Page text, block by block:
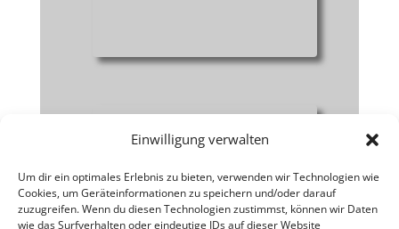
Einwilligung verwalten
Um dir ein optimales Erlebnis zu bieten, verwenden wir Technologien wie
Cookies, um Geräteinformationen zu speichern und/oder darauf
zuzugreifen. Wenn du diesen Technologien zustimmst, können wir Daten
wie das Surfverhalten oder eindeutige IDs auf dieser Website